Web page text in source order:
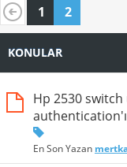
1 2
KONULAR
Hp 2530
En Son Yazan